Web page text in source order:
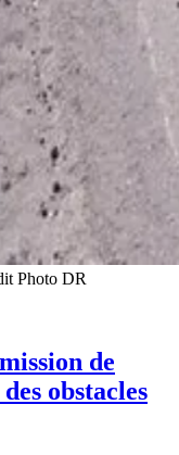
Photo DR
de
obstacles